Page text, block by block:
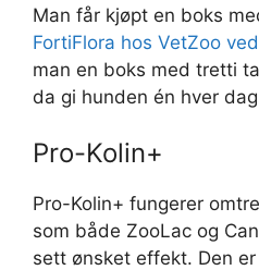
Man får kjøpt en boks
FortiFlora hos VetZoo
man en boks med tretti
da gi hunden én hver
Pro-Kolin+
Pro-Kolin+ fungerer
som både ZooLac og
sett ønsket effekt. Den